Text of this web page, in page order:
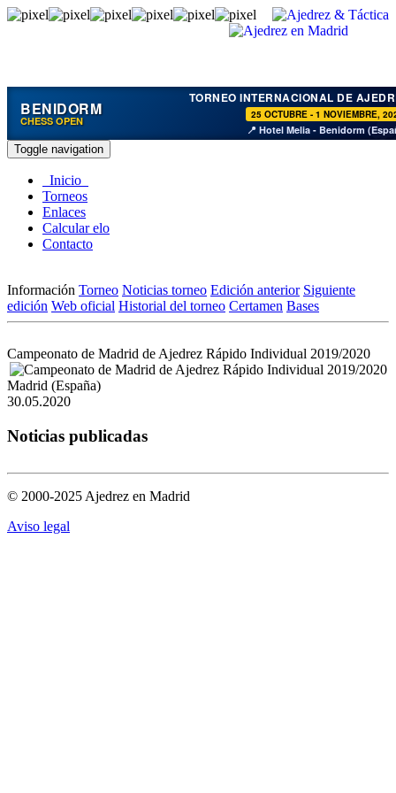
BENIDORM
CHESS OPEN
TORNEO INTERNACIONAL DE
25 OCTUBRE - 1 NOVIEMBRE,
📍 Hotel Melia - Benidorm
Toggle navigation
Inicio
Torneos
Enlaces
Calcular elo
Contacto
Información Torneo Noticias torneo Edición anterior Siguiente
edición Web oficial Historial del torneo Certamen Bases
Campeonato de Madrid de Ajedrez Rápido Individual 2019/2020
Madrid (España)
30.05.2020
Noticias publicadas
© 2000-2025 Ajedrez en Madrid
Aviso legal